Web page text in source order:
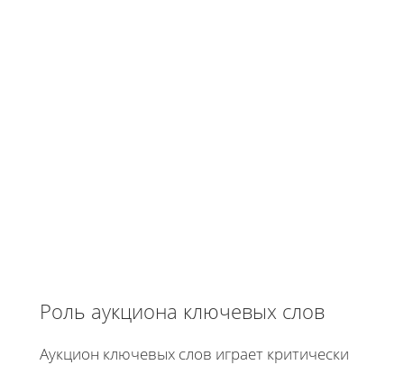
Роль аукциона ключевых слов
Аукцион ключевых слов играет критически